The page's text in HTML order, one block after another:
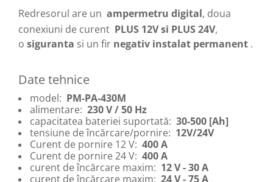
Redresorul are un ampermetru digital, doua
conexiuni de curent PLUS 12V si PLUS 24V,
o siguranta si un fir negativ instalat permanent .
Date tehnice
model: PM-PA-430M
alimentare: 230 V / 50 Hz
capacitatea bateriei suportată: 30-500 [Ah]
tensiune de încărcare/pornire: 12V/24V
Curent de pornire 12 V: 400 A
Curent de pornire 24 V: 400 A
curent de încărcare maxim: 12 V - 30 A
curent de încărcare maxim: 24 V - 75 A